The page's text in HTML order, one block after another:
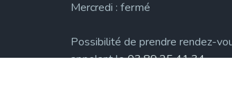
Mercredi : fermé
Possibilité de prendre rendez-
appelant le03.89.25.41.34